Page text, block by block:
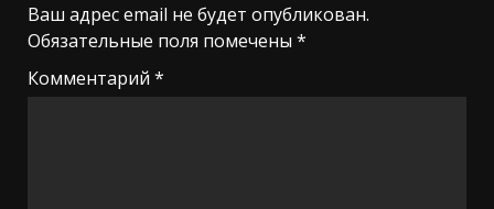
Ваш адрес email не будет опубликован.
Обязательные поля помечены *
Комментарий *